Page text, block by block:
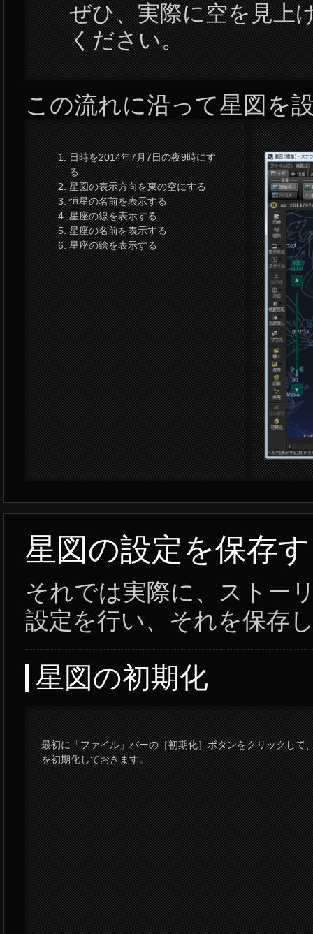
ぜひ、実際に空を見上
ください。
この流れに沿って星図を
日時を2014年7月7日の夜9時にす
る
星図の表示方向を東の空にする
恒星の名前を表示する
星座の線を表示する
星座の名前を表示する
星座の絵を表示する
星図の設定を保存
それでは実際に、ストー
設定を行い、それを保存
星図の初期化
最初に「ファイル」バーの［初期化］ボタンをクリックして
を初期化しておきます。